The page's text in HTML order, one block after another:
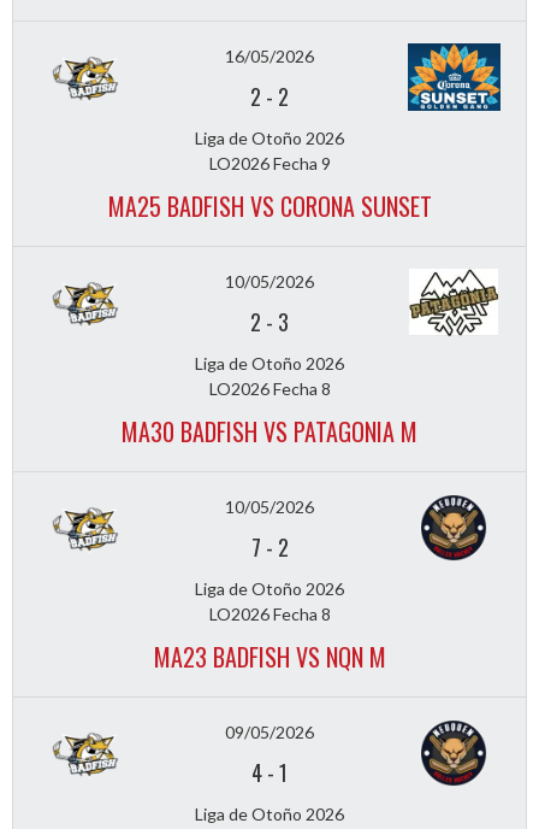
16/05/2026
2 - 2
Liga de Otoño 2026
LO2026 Fecha 9
MA25 BADFISH VS CORONA SUNSET
10/05/2026
2 - 3
Liga de Otoño 2026
LO2026 Fecha 8
MA30 BADFISH VS PATAGONIA M
10/05/2026
7 - 2
Liga de Otoño 2026
LO2026 Fecha 8
MA23 BADFISH VS NQN M
09/05/2026
4-1
Liga de Otoño 2026